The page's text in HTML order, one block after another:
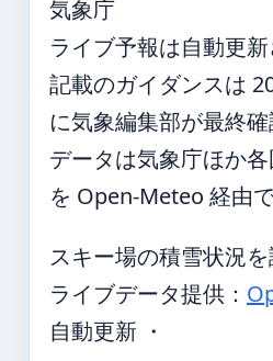
気象庁
ライブ予報は自動更新
記載のガイダンスは
に気象編集部が最終確
データは気象庁ほか
を Open-Meteo 経由
スキー場の積雪状況
ライブデータ提供：
自動更新 ・